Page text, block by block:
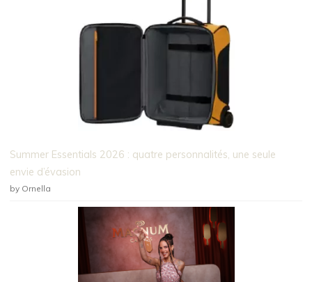
Summer Essentials 2026 : quatre personnalités, une seule
envie d’évasion
by Ornella